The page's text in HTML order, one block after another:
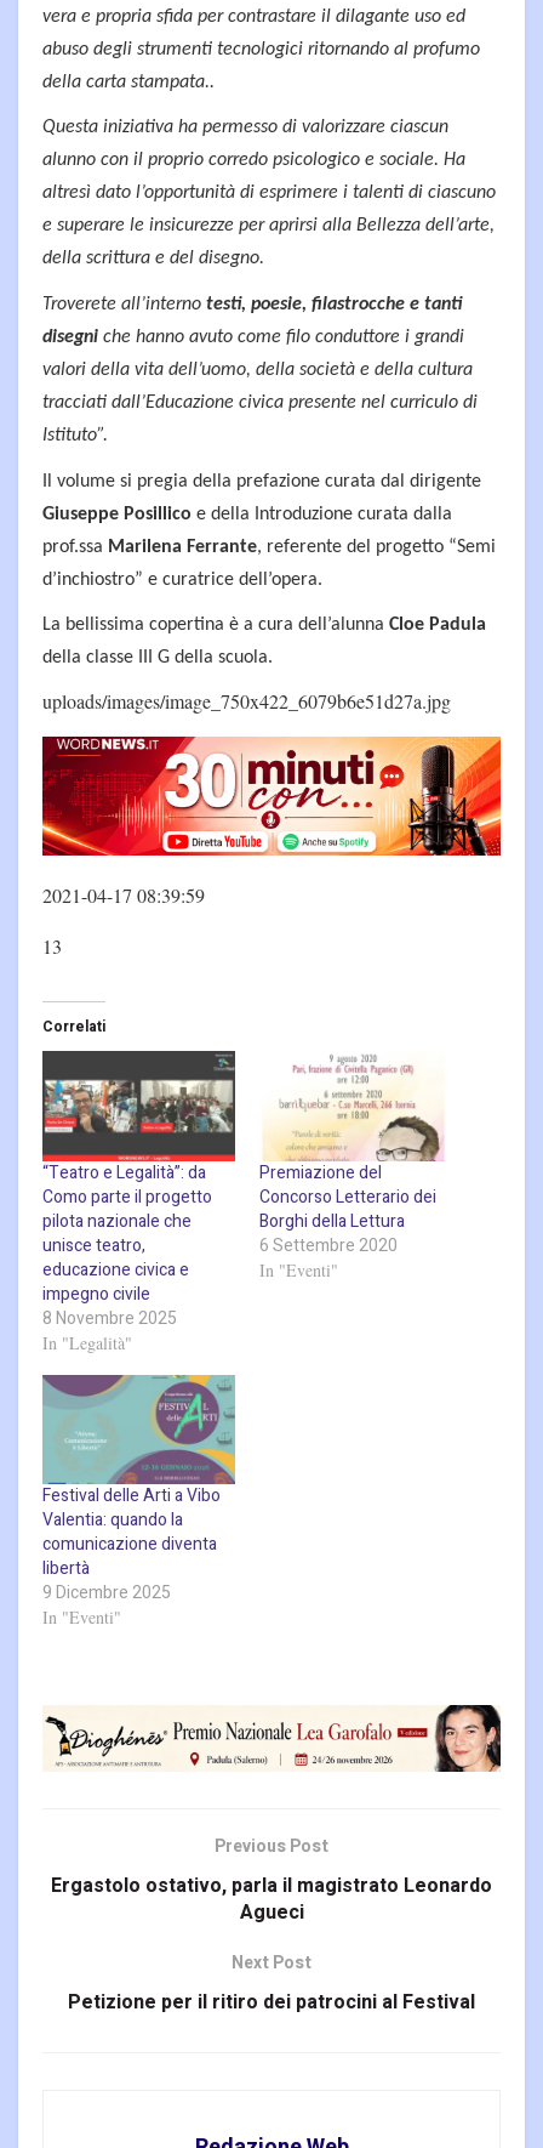
vera e propria sfida per contrastare il dilagante uso ed
abuso degli strumenti tecnologici ritornando al profumo
della carta stampata..
Questa iniziativa ha permesso di valorizzare ciascun
alunno con il proprio corredo psicologico e sociale. Ha
altresì dato l’opportunità di esprimere i talenti di ciascuno
e superare le insicurezze per aprirsi alla Bellezza dell’arte,
della scrittura e del disegno.
Troverete all’interno testi, poesie, filastrocche e tanti
disegni che hanno avuto come filo conduttore i grandi
valori della vita dell’uomo, della società e della cultura
tracciati dall’Educazione civica presente nel curriculo di
Istituto”.
Il volume si pregia della prefazione curata dal dirigente
Giuseppe Posillico e della Introduzione curata dalla
prof.ssa Marilena Ferrante, referente del progetto “Semi
d’inchiostro” e curatrice dell’opera.
La bellissima copertina è a cura dell’alunna Cloe Padula
della classe III G della scuola.
uploads/images/image_750x422_6079b6e51d27a.jpg
2021-04-17 08:39:59
13
Correlati
“Teatro e Legalità”: da
Como parte il progetto
pilota nazionale che
unisce teatro,
educazione civica e
impegno civile
8 Novembre 2025
In "Legalità"
Premiazione del
Concorso Letterario dei
Borghi della Lettura
6 Settembre 2020
In "Eventi"
Festival delle Arti a Vibo
Valentia: quando la
comunicazione diventa
libertà
9 Dicembre 2025
In "Eventi"
Previous Post
Ergastolo ostativo, parla il magistrato Leonardo
Agueci
Next Post
Petizione per il ritiro dei patrocini al Festival